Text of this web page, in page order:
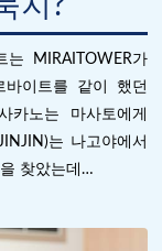
는 MIRAITOWER가
바이트를 같이 했던
카노는 마사토에게
는 나고야에서
찾았는데…